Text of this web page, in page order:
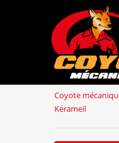
Coyote
Kérameil